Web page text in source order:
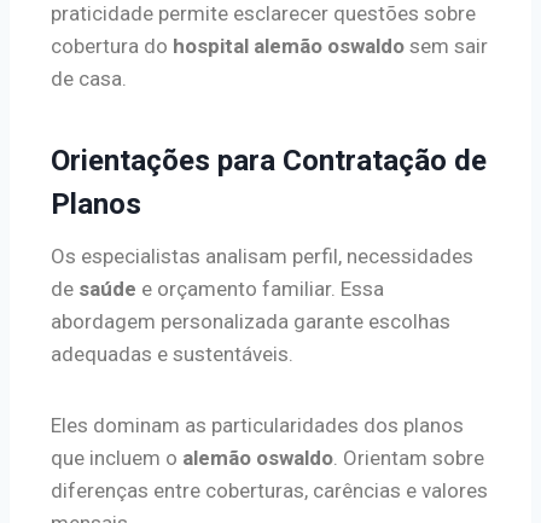
praticidade permite esclarecer questões sobre
cobertura do hospital alemão oswaldo sem sair
de casa.
Orientações para Contratação de
Planos
Os especialistas analisam perfil, necessidades
de saúde e orçamento familiar. Essa
abordagem personalizada garante escolhas
adequadas e sustentáveis.
Eles dominam as particularidades dos planos
que incluem o alemão oswaldo. Orientam sobre
diferenças entre coberturas, carências e valores